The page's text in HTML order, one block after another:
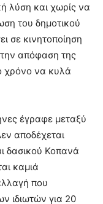
λύση και χωρίς να
του δημοτικού
σε κινητοποίηση
την απόφαση της
χρόνο να κυλά
έγραφε μεταξύ
αποδέχεται
δασικού Κοπανά
καμιά
που
ιδιωτών για 20